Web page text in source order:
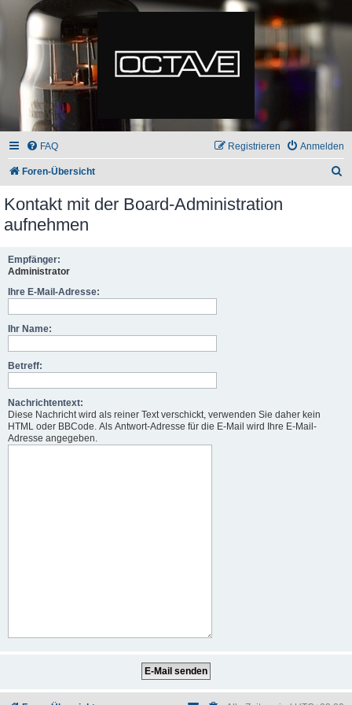
FAQ Anmelden
Registrieren
Foren-Übersicht
Kontakt mit der Board-Administration
aufnehmen
Empfänger:
Administrator
Ihre E-Mail-Adresse:
Ihr Name:
Betreff:
Nachrichtentext:
Diese Nachricht wird als reiner Text verschickt, verwenden Sie daher kein
HTML oder BBCode. Als Antwort-Adresse für die E-Mail wird Ihre E-Mail-
Adresse angegeben.